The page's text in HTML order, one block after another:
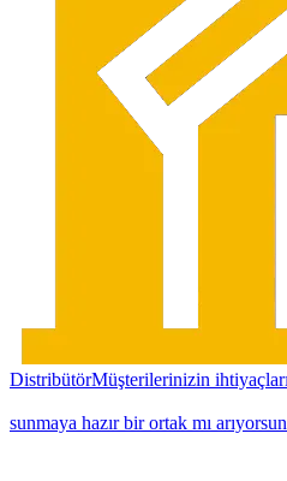
DistribütörMüşterilerinizin
sunmaya hazır bir ortak mı